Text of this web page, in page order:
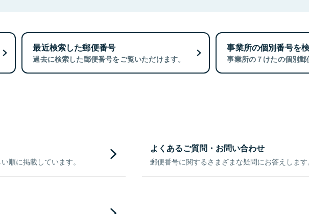
最近検索した郵便番号
過去に検索した郵便番号をご覧いただけます。
事業所の個別番号を
事業所の７けたの個別郵
順に掲載しています。
よくあるご質問・お問い合わせ
郵便番号に関するさまざまな疑問にお答えします